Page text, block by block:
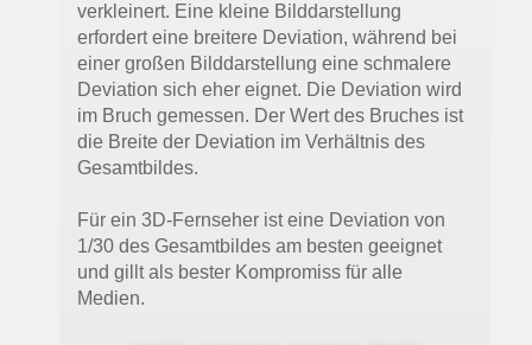
verkleinert. Eine kleine Bilddarstellung
erfordert eine breitere Deviation, während bei
einer großen Bilddarstellung eine schmalere
Deviation sich eher eignet. Die Deviation wird
im Bruch gemessen. Der Wert des Bruches ist
die Breite der Deviation im Verhältnis des
Gesamtbildes.
Für ein 3D-Fernseher ist eine Deviation von
1/30 des Gesamtbildes am besten geeignet
und gillt als bester Kompromiss für alle
Medien.